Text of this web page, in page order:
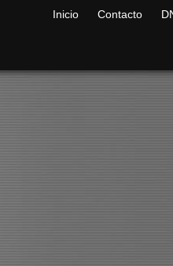
Inicio Contacto